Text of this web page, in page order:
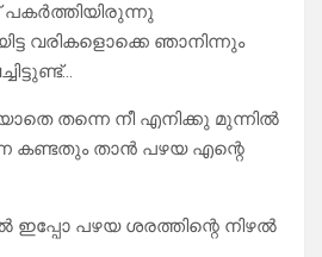
വരികളൊക്കെ ഞാനിന്നും
തന്നെ നീ എനിക്കു മുന്നിൽ
കണ്ടതും താൻ പഴയ എന്റെ
ഇപ്പോ പഴയ ശരത്തിന്റെ നിഴൽ